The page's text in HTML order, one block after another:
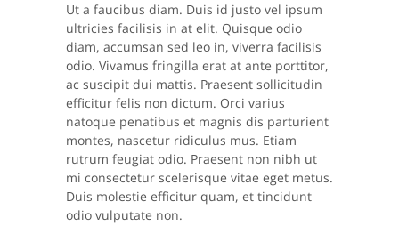
Ut a faucibus diam. Duis id justo vel ipsum
ultricies facilisis in at elit. Quisque odio
diam, accumsan sed leo in, viverra facilisis
odio. Vivamus fringilla erat at ante porttitor,
ac suscipit dui mattis. Praesent sollicitudin
efficitur felis non dictum. Orci varius
natoque penatibus et magnis dis parturient
montes, nascetur ridiculus mus. Etiam
rutrum feugiat odio. Praesent non nibh ut
mi consectetur scelerisque vitae eget metus.
Duis molestie efficitur quam, et tincidunt
odio vulputate non.